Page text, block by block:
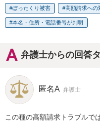
ぼったくり被害 高額請求への
本名・住所・電話番号が判明
弁護士からの回答
匿名A 弁護士
この種の高額請求トラブルで